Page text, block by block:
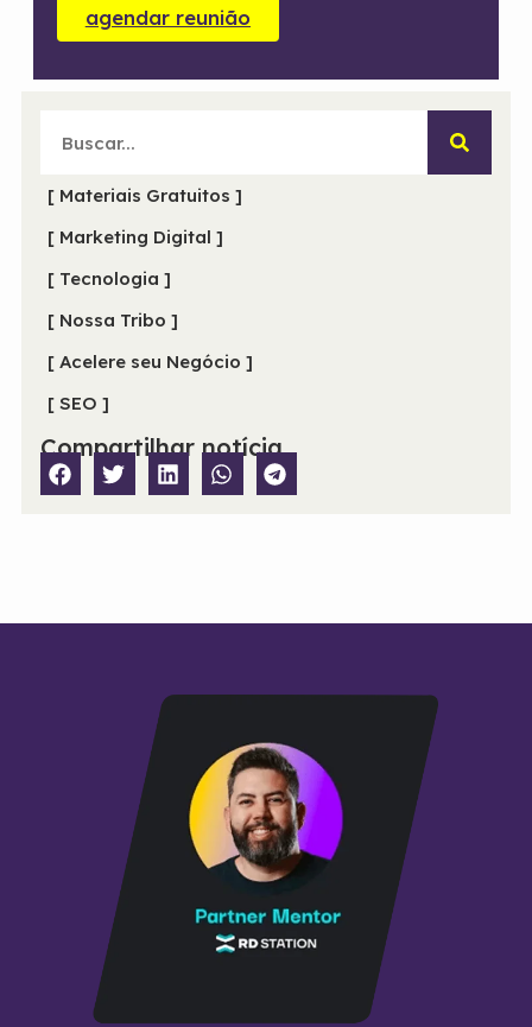
agendar reunião
[ Materiais Gratuitos ]
[ Marketing Digital ]
[ Tecnologia ]
[ Nossa Tribo ]
[ Acelere seu Negócio ]
[ SEO ]
Compartilhar notícia